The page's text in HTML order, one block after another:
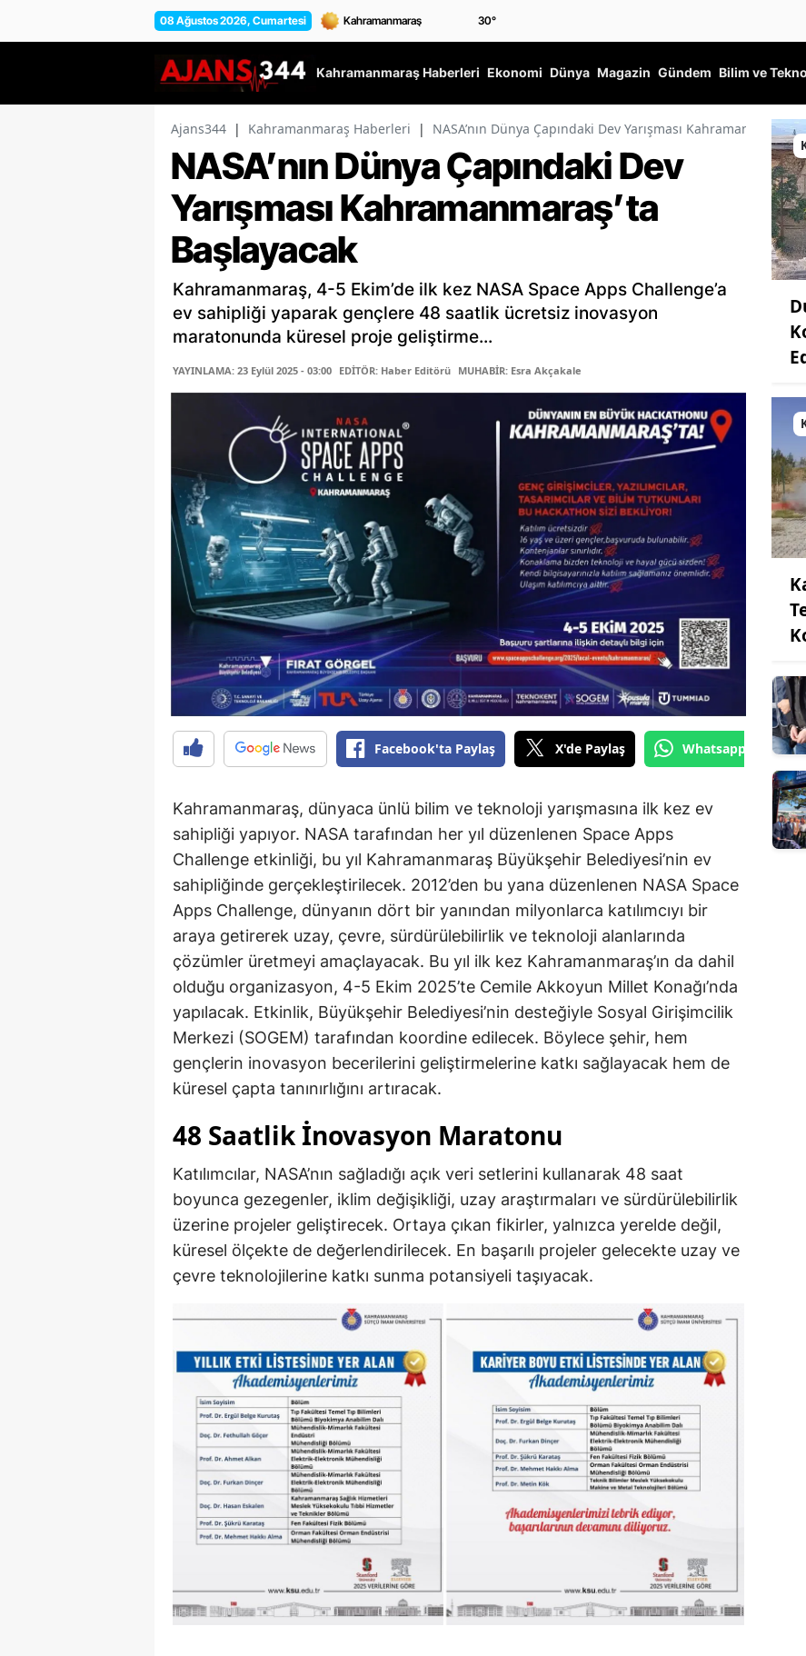
08 Ağustos 2026, Cumartesi 30°
Kahramanmaraş Haberleri Ekonomi Dünya Magazin Gündem Bilim ve
Ajans344 | Kahramanmaraş Haberleri | NASA’nın Dünya Çapındaki Dev Yarışması Kahramanmaraş’ta
NASA’nın Dünya Çapındaki Dev
Yarışması Kahramanmaraş’ta
Başlayacak
Kahramanmaraş, 4-5 Ekim’de ilk kez NASA Space Apps Challenge’a
ev sahipliği yaparak gençlere 48 saatlik ücretsiz inovasyon
maratonunda küresel proje geliştirme...
YAYINLAMA: 23 Eylül 2025 - 03:00 EDİTÖR: Haber Editörü MUHABİR: Esra Akçakale
Facebook'ta Paylaş X'de Paylaş Whatsapp'tan
Kahramanmaraş, dünyaca ünlü bilim ve teknoloji yarışmasına ilk kez ev
sahipliği yapıyor. NASA tarafından her yıl düzenlenen Space Apps
Challenge etkinliği, bu yıl Kahramanmaraş Büyükşehir Belediyesi’nin ev
sahipliğinde gerçekleştirilecek. 2012’den bu yana düzenlenen NASA Space
Apps Challenge, dünyanın dört bir yanından milyonlarca katılımcıyı bir
araya getirerek uzay, çevre, sürdürülebilirlik ve teknoloji alanlarında
çözümler üretmeyi amaçlayacak. Bu yıl ilk kez Kahramanmaraş’ın da dahil
olduğu organizasyon, 4-5 Ekim 2025’te Cemile Akkoyun Millet Konağı’nda
yapılacak. Etkinlik, Büyükşehir Belediyesi’nin desteğiyle Sosyal Girişimcilik
Merkezi (SOGEM) tarafından koordine edilecek. Böylece şehir, hem
gençlerin inovasyon becerilerini geliştirmelerine katkı sağlayacak hem de
küresel çapta tanınırlığını artıracak.
48 Saatlik İnovasyon Maratonu
Katılımcılar, NASA’nın sağladığı açık veri setlerini kullanarak 48 saat
boyunca gezegenler, iklim değişikliği, uzay araştırmaları ve sürdürülebilirlik
üzerine projeler geliştirecek. Ortaya çıkan fikirler, yalnızca yerelde değil,
küresel ölçekte de değerlendirilecek. En başarılı projeler gelecekte uzay ve
çevre teknolojilerine katkı sunma potansiyeli taşıyacak.